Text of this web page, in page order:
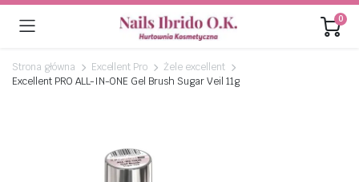
0
Strona główna Excellent Pro
Żele excellent
Excellent PRO ALL-IN-ONE Gel Brush Sugar Veil 11g